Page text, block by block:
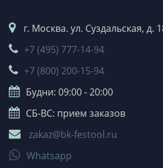
г. Москва. ул. Суздальская, д.
+7 (495) 777-14-94
+7 (800) 200-15-94
Будни: 09:00 - 20:00
СБ-ВС: прием заказов
zakaz@bk-festool.ru
Whatsapp